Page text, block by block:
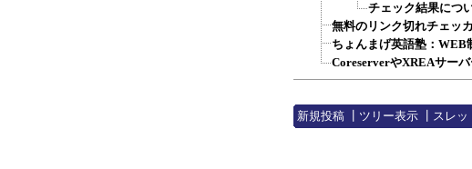
チェック結果につ
無料のリンク切れチェッ
ちょんまげ英語塾：WEB
CoreserverやXREAサー
新規投稿
ツリー表示 スレッ